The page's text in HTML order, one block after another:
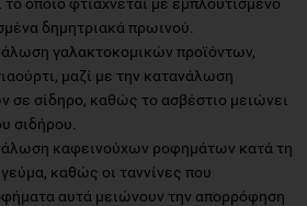
δημητριακά πρωινού.
γαλακτοκομικών προϊόντων,
μαζί με την κατανάλωση
σε σίδηρο, καθώς το ασβέστιο μειώνει
σιδήρου.
καφεινούχων ροφημάτων κατά τη
καθώς οι ταννίνες που
αυτά μειώνουν την απορρόφηση